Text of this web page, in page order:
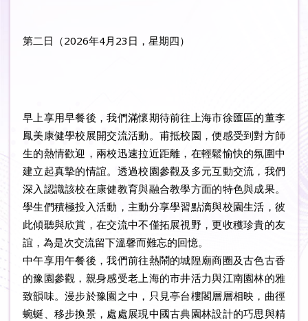
第二日（2026年4月23日，星期四）
早上享用早餐後，我們滿懷期待前往上海市徐匯區的董李
鳳美康健學校展開交流活動。甫抵校園，便感受到對方師
生的熱情歡迎，兩校迅速拉近距離，在輕鬆愉快的氛圍中
建立起真摯的情誼。透過校園參觀及多元互動交流，我們
深入認識該校在康健教育與融合教學方面的特色與成果。
學生們積極投入活動，主動分享學習點滴與校園生活，彼
此傾聽與欣賞，在交流中不僅拓展視野，更收穫珍貴的友
誼，為是次交流留下溫馨而難忘的回憶。
中午享用午餐後，我們前往熱鬧的城隍廟商圈及古色古香
的豫園參觀，親身感受老上海的市井活力與江南園林的雅
致韻味。漫步於豫園之中，只見亭台樓閣層層相映，曲徑
蜿蜒、移步換景，處處展現中國古典園林設計的巧思與精